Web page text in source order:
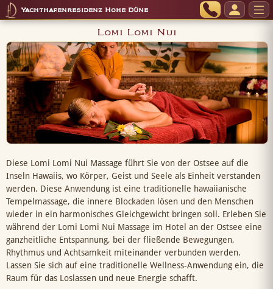
Yachthafenresidenz Hohe Düne
Lomi Lomi Nui
Diese Lomi Lomi Nui Massage führt Sie von der Ostsee auf die
Inseln Hawaiis, wo Körper, Geist und Seele als Einheit verstanden
werden. Diese Anwendung ist eine traditionelle hawaiianische
Tempelmassage, die innere Blockaden lösen und den Menschen
wieder in ein harmonisches Gleichgewicht bringen soll. Erleben Sie
während der Lomi Lomi Nui Massage im Hotel an der Ostsee eine
ganzheitliche Entspannung, bei der fließende Bewegungen,
Rhythmus und Achtsamkeit miteinander verbunden werden.
Lassen Sie sich auf eine traditionelle Wellness-Anwendung ein, die
Raum für das Loslassen und neue Energie schafft.